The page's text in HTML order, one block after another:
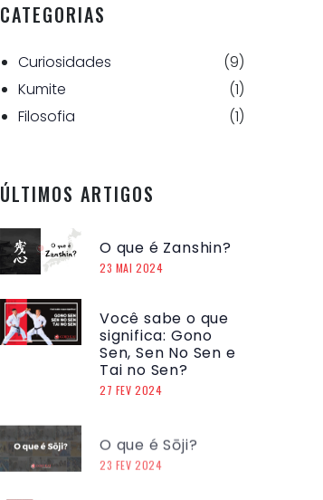
CATEGORIAS
Curiosidades
(9)
Kumite
(1)
Filosofia
(1)
ÚLTIMOS ARTIGOS
O que é Zanshin?
23 MAI 2024
Você sabe o que
significa: Gono
Sen, Sen No Sen e
Tai no Sen?
27 FEV 2024
O que é Sōji?
23 FEV 2024